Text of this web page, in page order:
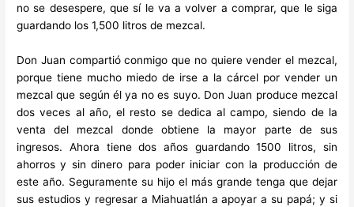
no se desespere, que sí le va a volver a comprar, que le siga
guardando los 1,500 litros de mezcal.
Don Juan compartió conmigo que no quiere vender el mezcal,
porque tiene mucho miedo de irse a la cárcel por vender un
mezcal que según él ya no es suyo. Don Juan produce mezcal
dos veces al año, el resto se dedica al campo, siendo de la
venta del mezcal donde obtiene la mayor parte de sus
ingresos. Ahora tiene dos años guardando 1500 litros, sin
ahorros y sin dinero para poder iniciar con la producción de
este año. Seguramente su hijo el más grande tenga que dejar
sus estudios y regresar a Miahuatlán a apoyar a su papá; y si